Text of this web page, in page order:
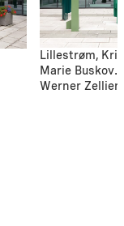
Lillestrøm,
Marie Buskov.
Werner Zellien